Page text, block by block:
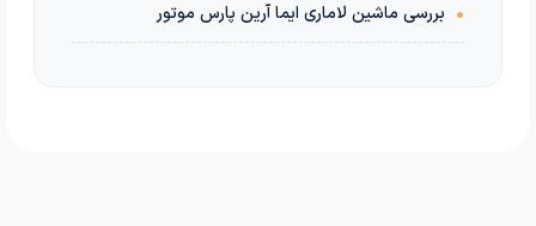
• بررسی ماشین لاماری ایما آرین پارس موتور